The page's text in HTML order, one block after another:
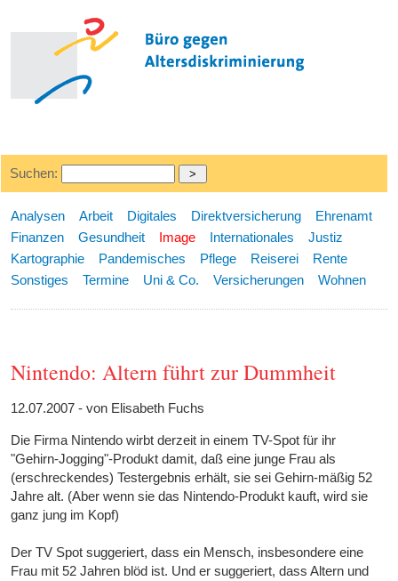
Suchen:
Analysen Arbeit Digitales Direktversicherung
Ehrenamt
Finanzen
Gesundheit Image Internationales
Justiz
Kartographie
Pandemisches Pflege Reiserei
Rente
Sonstiges
Termine Uni & Co. Versicherungen Wohnen
Nintendo: Altern führt zur Dummheit
12.07.2007 - von Elisabeth Fuchs
Die Firma Nintendo wirbt derzeit in einem TV-Spot für ihr
"Gehirn-Jogging"-Produkt damit, daß eine junge Frau als
(erschreckendes) Testergebnis erhält, sie sei Gehirn-mäßig 52
Jahre alt. (Aber wenn sie das Nintendo-Produkt kauft, wird sie
ganz jung im Kopf)
Der TV Spot suggeriert, dass ein Mensch, insbesondere eine
Frau mit 52 Jahren blöd ist. Und er suggeriert, dass Altern und